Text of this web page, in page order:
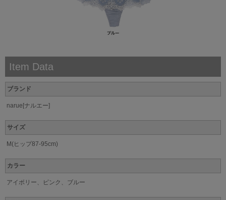
Item Data
ブランド
narue[ナルエー]
サイズ
M(ヒップ87-95cm)
カラー
アイボリー、ピンク、ブルー